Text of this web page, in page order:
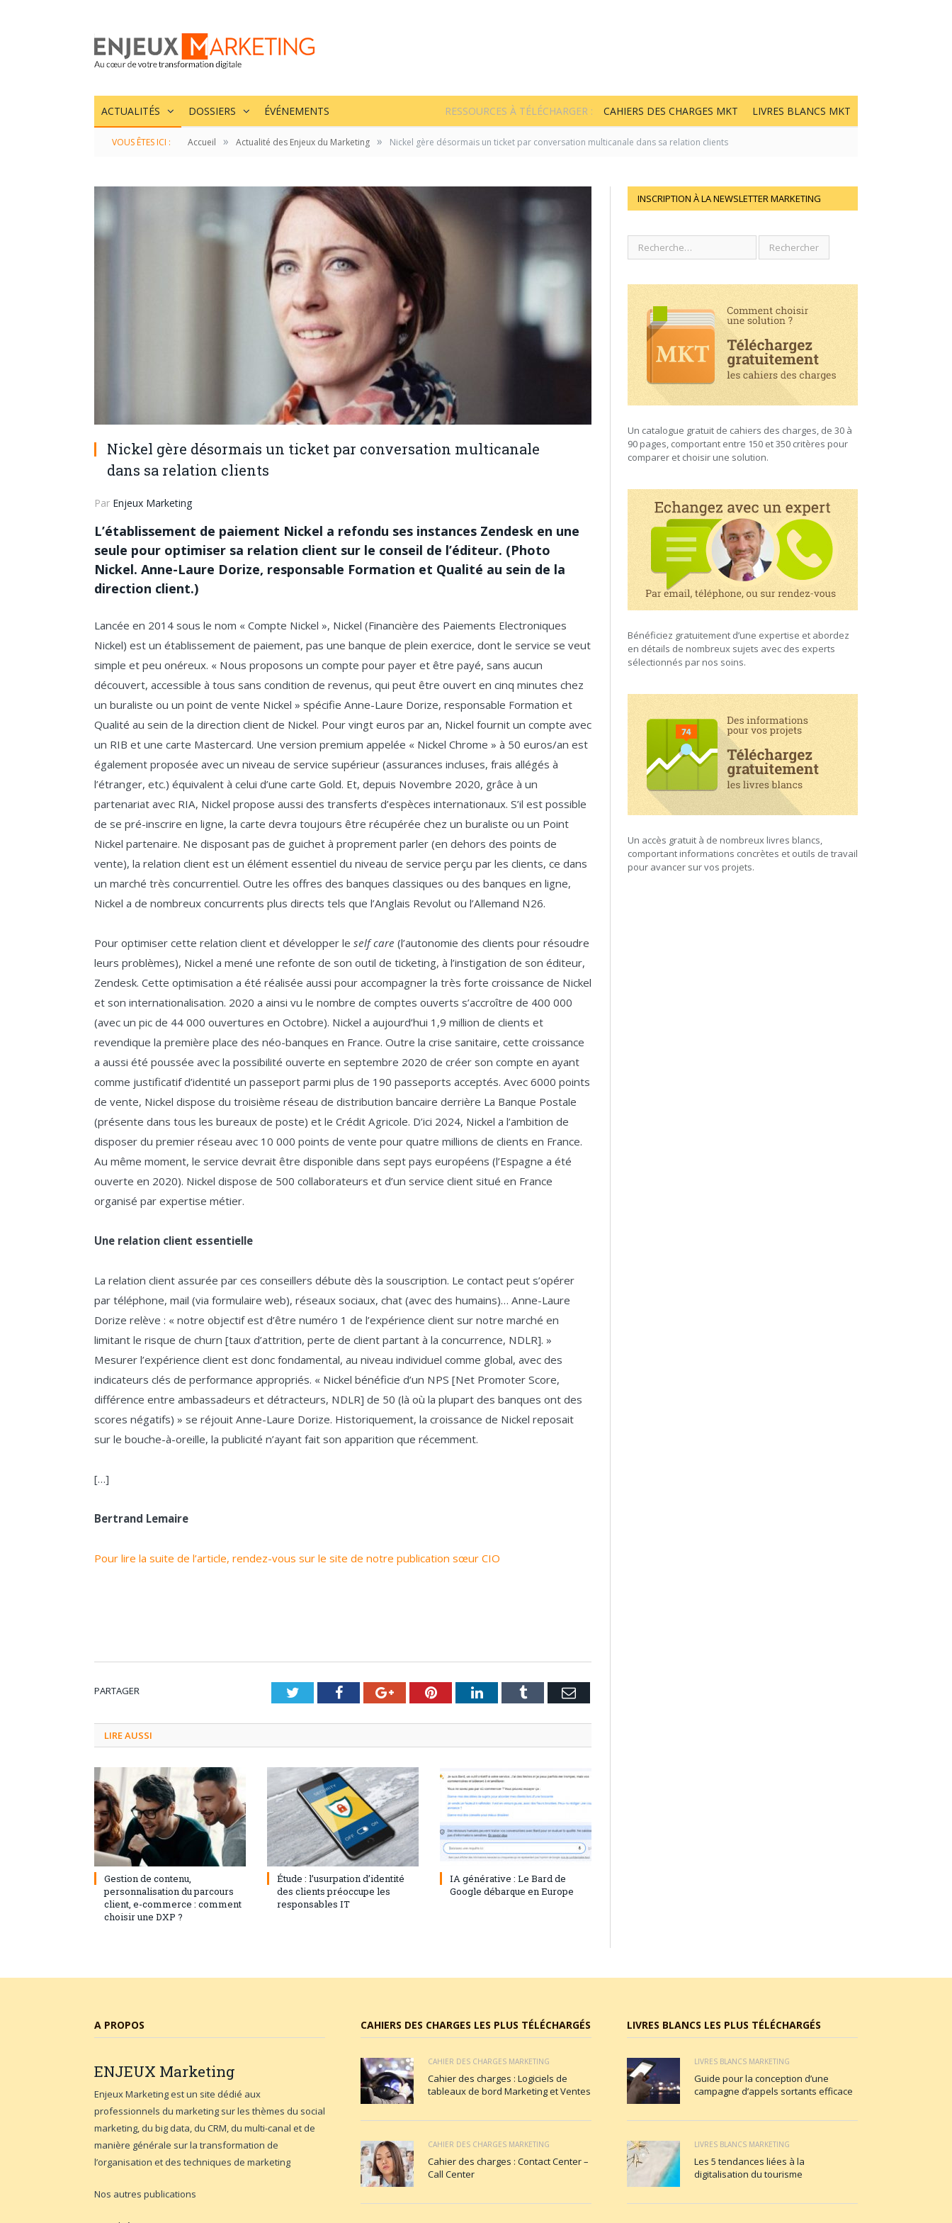
ACTUALITÉS DOSSIERS ÉVÉNEMENTS LIVRES BLANCS MKT
CAHIERS DES CHARGES MKT
RESSOURCES À TÉLÉCHARGER :
VOUS ÊTES ICI : Accueil » Actualité des Enjeux du Marketing » Nickel gère désormais un ticket par conversation multicanale dans sa relation clients
Nickel gère désormais un ticket par conversation multicanale
dans sa relation clients
Par Enjeux Marketing
L’établissement de paiement Nickel a refondu ses instances Zendesk en une
seule pour optimiser sa relation client sur le conseil de l’éditeur. (Photo
Nickel. Anne-Laure Dorize, responsable Formation et Qualité au sein de la
direction client.)
Lancée en 2014 sous le nom « Compte Nickel », Nickel (Financière des Paiements Electroniques
Nickel) est un établissement de paiement, pas une banque de plein exercice, dont le service se veut
simple et peu onéreux. « Nous proposons un compte pour payer et être payé, sans aucun
découvert, accessible à tous sans condition de revenus, qui peut être ouvert en cinq minutes chez
un buraliste ou un point de vente Nickel » spécifie Anne-Laure Dorize, responsable Formation et
Qualité au sein de la direction client de Nickel. Pour vingt euros par an, Nickel fournit un compte avec
un RIB et une carte Mastercard. Une version premium appelée « Nickel Chrome » à 50 euros/an est
également proposée avec un niveau de service supérieur (assurances incluses, frais allégés à
l’étranger, etc.) équivalent à celui d’une carte Gold. Et, depuis Novembre 2020, grâce à un
partenariat avec RIA, Nickel propose aussi des transferts d’espèces internationaux. S’il est possible
de se pré-inscrire en ligne, la carte devra toujours être récupérée chez un buraliste ou un Point
Nickel partenaire. Ne disposant pas de guichet à proprement parler (en dehors des points de
vente), la relation client est un élément essentiel du niveau de service perçu par les clients, ce dans
un marché très concurrentiel. Outre les offres des banques classiques ou des banques en ligne,
Nickel a de nombreux concurrents plus directs tels que l’Anglais Revolut ou l’Allemand N26.
Pour optimiser cette relation client et développer le self care (l’autonomie des clients pour résoudre
leurs problèmes), Nickel a mené une refonte de son outil de ticketing, à l’instigation de son éditeur,
Zendesk. Cette optimisation a été réalisée aussi pour accompagner la très forte croissance de Nickel
et son internationalisation. 2020 a ainsi vu le nombre de comptes ouverts s’accroître de 400 000
(avec un pic de 44 000 ouvertures en Octobre). Nickel a aujourd’hui 1,9 million de clients et
revendique la première place des néo-banques en France. Outre la crise sanitaire, cette croissance
a aussi été poussée avec la possibilité ouverte en septembre 2020 de créer son compte en ayant
comme justificatif d’identité un passeport parmi plus de 190 passeports acceptés. Avec 6000 points
de vente, Nickel dispose du troisième réseau de distribution bancaire derrière La Banque Postale
(présente dans tous les bureaux de poste) et le Crédit Agricole. D’ici 2024, Nickel a l’ambition de
disposer du premier réseau avec 10 000 points de vente pour quatre millions de clients en France.
Au même moment, le service devrait être disponible dans sept pays européens (l’Espagne a été
ouverte en 2020). Nickel dispose de 500 collaborateurs et d’un service client situé en France
organisé par expertise métier.
Une relation client essentielle
La relation client assurée par ces conseillers débute dès la souscription. Le contact peut s’opérer
par téléphone, mail (via formulaire web), réseaux sociaux, chat (avec des humains)… Anne-Laure
Dorize relève : « notre objectif est d’être numéro 1 de l’expérience client sur notre marché en
limitant le risque de churn [taux d’attrition, perte de client partant à la concurrence, NDLR]. »
Mesurer l’expérience client est donc fondamental, au niveau individuel comme global, avec des
indicateurs clés de performance appropriés. « Nickel bénéficie d’un NPS [Net Promoter Score,
différence entre ambassadeurs et détracteurs, NDLR] de 50 (là où la plupart des banques ont des
scores négatifs) » se réjouit Anne-Laure Dorize. Historiquement, la croissance de Nickel reposait
sur le bouche-à-oreille, la publicité n’ayant fait son apparition que récemment.
[…]
Bertrand Lemaire
Pour lire la suite de l’article, rendez-vous sur le site de notre publication sœur CIO
PARTAGER TwitterFacebookGoogle+PinterestLinkedInTumblr Email
LIRE AUSSI
3 septembre 2024
Gestion de contenu,
personnalisation du parcours
client, e-commerce : comment
choisir une DXP ?
1 août 2023 0
Étude : l’usurpation d’identité
des clients préoccupe les
responsables IT
28 juillet 2023 0
IA générative : Le Bard de
Google débarque en Europe
INSCRIPTION À LA NEWSLETTER MARKETING
Un catalogue gratuit de cahiers des charges, de 30 à
90 pages, comportant entre 150 et 350 critères pour
comparer et choisir une solution.
Bénéficiez gratuitement d’une expertise et abordez
en détails de nombreux sujets avec des experts
sélectionnés par nos soins.
Un accès gratuit à de nombreux livres blancs,
comportant informations concrètes et outils de travail
pour avancer sur vos projets.
A PROPOS
ENJEUX Marketing
Enjeux Marketing est un site dédié aux
professionnels du marketing sur les thèmes du social
marketing, du big data, du CRM, du multi-canal et de
manière générale sur la transformation de
l’organisation et des techniques de marketing
Nos autres publications
CAHIERS DES CHARGES LES PLUS TÉLÉCHARGÉS
CAHIER DES CHARGES MARKETING
Cahier des charges : Logiciels de
tableaux de bord Marketing et Ventes
CAHIER DES CHARGES MARKETING
Cahier des charges : Contact Center –
Call Center
LIVRES BLANCS LES PLUS TÉLÉCHARGÉS
LIVRES BLANCS MARKETING
Guide pour la conception d’une
campagne d’appels sortants efficace
LIVRES BLANCS MARKETING
Les 5 tendances liées à la
digitalisation du tourisme